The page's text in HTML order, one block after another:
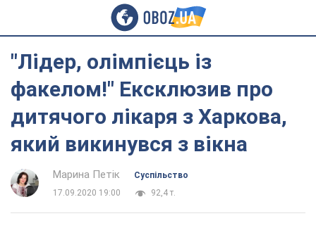
"Лідер, олімпієць із
факелом!" Ексклюзив про
дитячого лікаря з Харкова,
який викинувся з вікна
Марина Петік
Суспільство
17.09.2020 19:00
92,4 т.